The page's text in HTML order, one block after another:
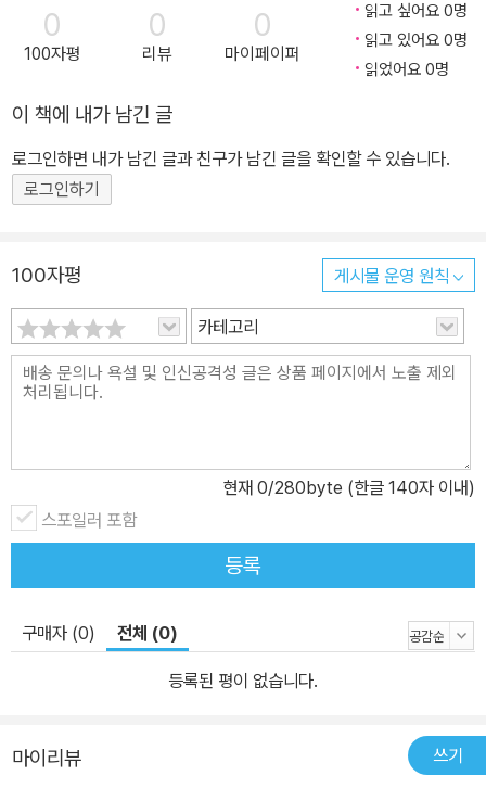
0
100자평
0
리뷰
0
마이페이퍼
읽고 싶어요 0명
읽고 있어요 0명
읽었어요 0명
이 책에 내가 남긴 글
로그인하면 내가 남긴 글과 친구가 남긴 글을 확인할 수 있습니다.
로그인하기
100자평 게시물 운영 원칙
카테고리
현재 0/280byte (한글 140자 이내)
스포일러 포함
등록
구매자 (0) 전체 (0)
등록된 평이 없습니다.
마이리뷰 쓰기